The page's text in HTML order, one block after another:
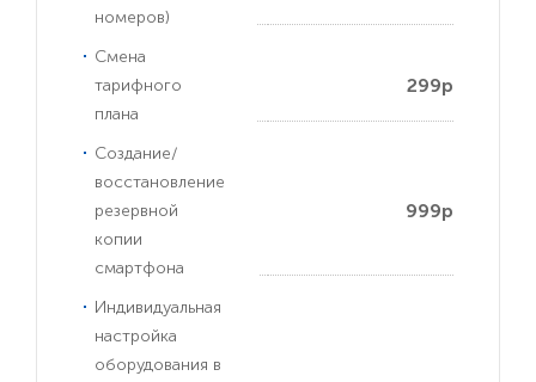
номеров)
Смена
тарифного
плана
299р
Создание/
восстановление
резервной
копии
смартфона
999р
Индивидуальная
настройка
оборудования в